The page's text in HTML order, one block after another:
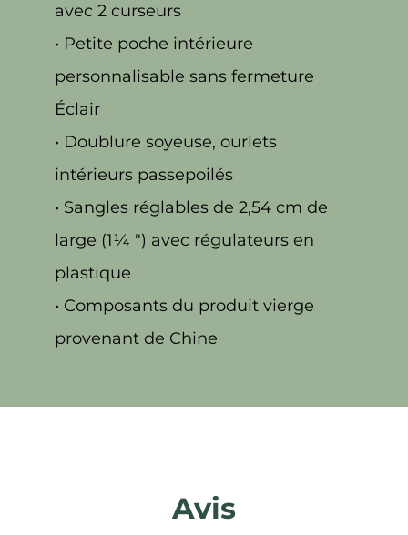
avec 2 curseurs
• Petite poche intérieure
personnalisable sans fermeture
Éclair
• Doublure soyeuse, ourlets
intérieurs passepoilés
• Sangles réglables de 2,54 cm de
large (1¼ ″) avec régulateurs en
plastique
• Composants du produit vierge
provenant de Chine
Avis